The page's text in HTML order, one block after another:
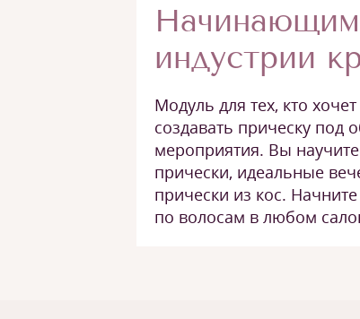
индустрии
Модуль для тех, кто
создавать прическу под
мероприятия. Вы
прически, идеальные
прически из кос.
по волосам в любом